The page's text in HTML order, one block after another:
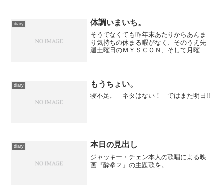
調和が取れてます。こういう悪さを働い
ていた男なら、ああした復...
diary 体調いまいち。
そうでなくても昨年末あたりからあんま
り気持ちの休まる暇がなく、そのうえ先
週土曜日のＭＹＳＣＯＮ、そして月曜日
服用して一日大人しくして...
diary もうちょい。
寝不足。 ネタはない！ ではまた明日!!
diary 本日の見出し
ジャッキー・チェン本人の歌唱による映
画『酔拳２』の主題歌を。